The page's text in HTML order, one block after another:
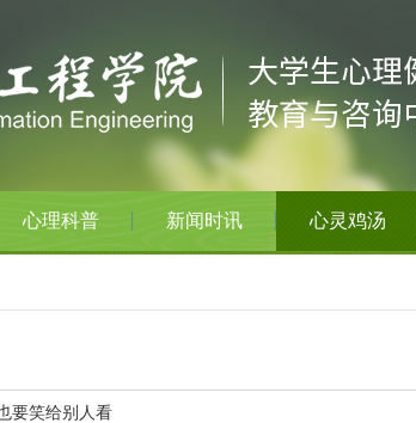
心理科普 新闻时讯 心灵鸡汤
要笑给别人看